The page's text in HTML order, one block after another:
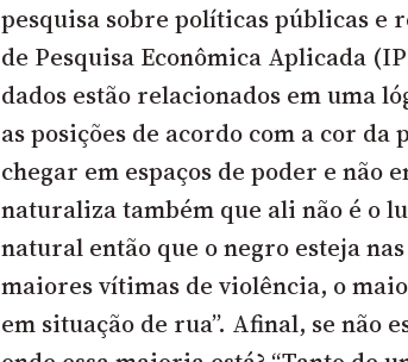
pesquisa sobre políticas públicas e
de Pesquisa Econômica Aplicada
dados estão relacionados em uma
as posições de acordo com a cor da
chegar em espaços de poder e não
naturaliza também que ali não é o
natural então que o negro esteja
maiores vítimas de violência, o
em situação de rua”. Afinal, se não